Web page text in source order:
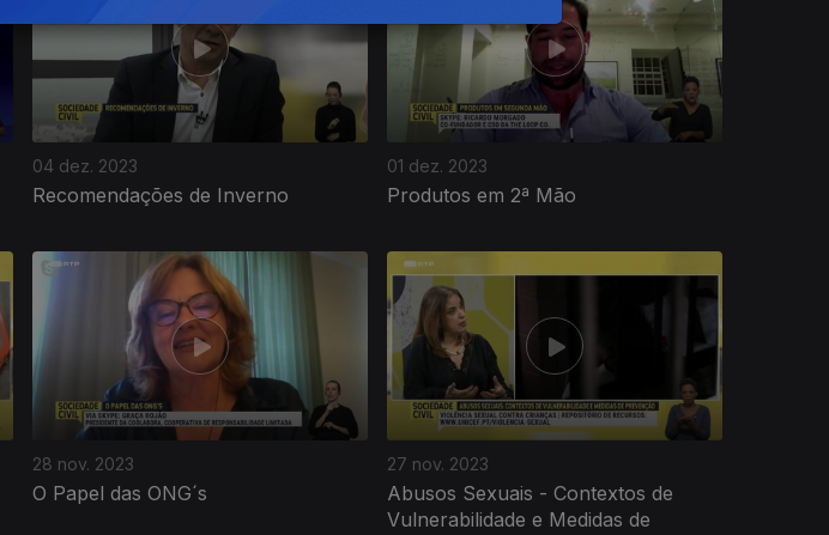
04 dez. 2023
Recomendações de Inverno
01 dez. 2023
Produtos em 2ª Mão
28 nov. 2023
O Papel das ONG´s
27 nov. 2023
Abusos Sexuais - Contextos de
Vulnerabilidade e Medidas de